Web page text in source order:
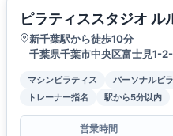
ピラティススタジオ ル
新千葉駅から徒歩10分
千葉県千葉市中央区富士見1-
マシンピラティス パーソナルピ
トレーナー指名
駅から5分以内
営業時間